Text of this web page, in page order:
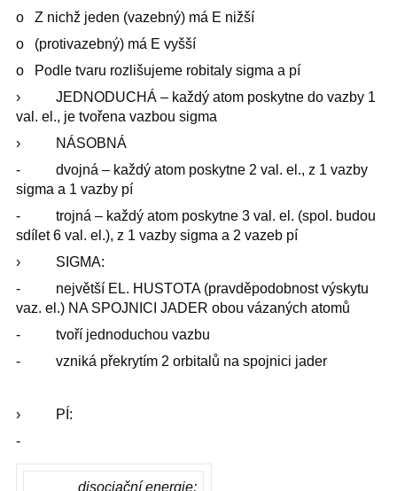
o Z nichž jeden (vazebný) má E nižší
o (protivazebný) má E vyšší
o Podle tvaru rozlišujeme robitaly sigma a pí
› JEDNODUCHÁ – každý atom poskytne do vazby 1
val. el., je tvořena vazbou sigma
› NÁSOBNÁ
- dvojná – každý atom poskytne 2 val. el., z 1 vazby
sigma a 1 vazby pí
- trojná – každý atom poskytne 3 val. el. (spol. budou
sdílet 6 val. el.), z 1 vazby sigma a 2 vazeb pí
› SIGMA:
- největší EL. HUSTOTA (pravděpodobnost výskytu
vaz. el.) NA SPOJNICI JADER obou vázaných atomů
- tvoří jednoduchou vazbu
- vzniká překrytím 2 orbitalů na spojnici jader
› PÍ:
-
disociační energie: